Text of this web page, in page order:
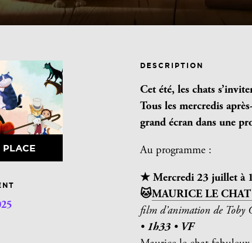
PLACE
DESCRIPTION
Cet été, les chats
Tous les mercredis
grand écran dans une
Au programme :
★ Mercredi 23 juillet à
🐱MAURICE LE
film d’animation de Toby
• 1h33 • VF